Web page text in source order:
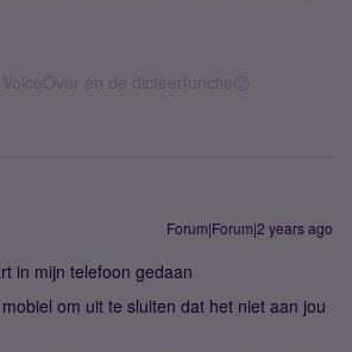
en de dicteerfunctie😉
Forum|Forum|2 years ago
in mijn telefoon gedaan
om uit te sluiten dat het niet aan jou